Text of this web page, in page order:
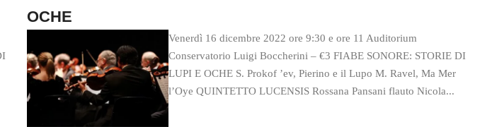
OCHE
Venerdì 16 dicembre 2022 ore 9:30 e ore 11 Auditorium
Conservatorio Luigi Boccherini – €3 FIABE SONORE: STORIE DI
LUPI E OCHE S. Prokof ’ev, Pierino e il Lupo M. Ravel, Ma Mer
l’Oye QUINTETTO LUCENSIS Rossana Pansani flauto Nicola...